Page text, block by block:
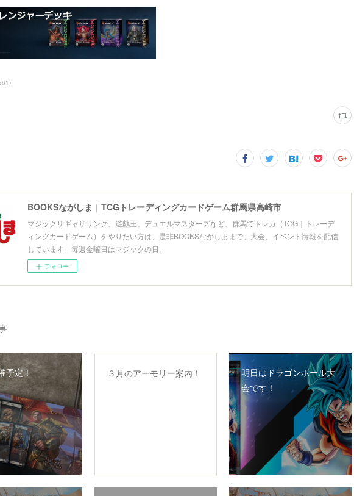
)
BOOKSながしま｜TCGトレーディングカードゲーム群馬県高崎市
マジックザギャザリング、遊戯王、デュエルマスターズなど、群馬でトレカ（TCG｜トレーデ
ィングカードゲーム）をやりたい方は、是非BOOKSながしままで。大会、イベント情報を配信
しています。毎週金曜日はマジックの日。
フォロー
予定！ ３月のアーモリー案内！
明日はドラゴンボール大
会です！